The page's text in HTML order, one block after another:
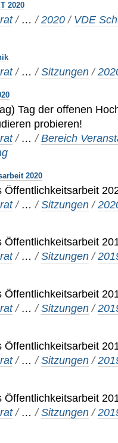
2020
/ …/2020 / VDE
/ …/Sitzungen /
Tag der offenen
probieren!
/ …/Bereich
2020
Öffentlichkeitsarbeit
/ …/Sitzungen /
Öffentlichkeitsarbeit
/ …/Sitzungen /
Öffentlichkeitsarbeit
/ …/Sitzungen /
Öffentlichkeitsarbeit
/ …/Sitzungen /
Öffentlichkeitsarbeit
/ …/Sitzungen /